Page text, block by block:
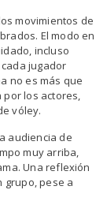
movimientos de
El modo en
incluso
jugador
no es más que
por los actores,
vóley.
audiencia de
muy arriba,
Una reflexión
grupo, pese a